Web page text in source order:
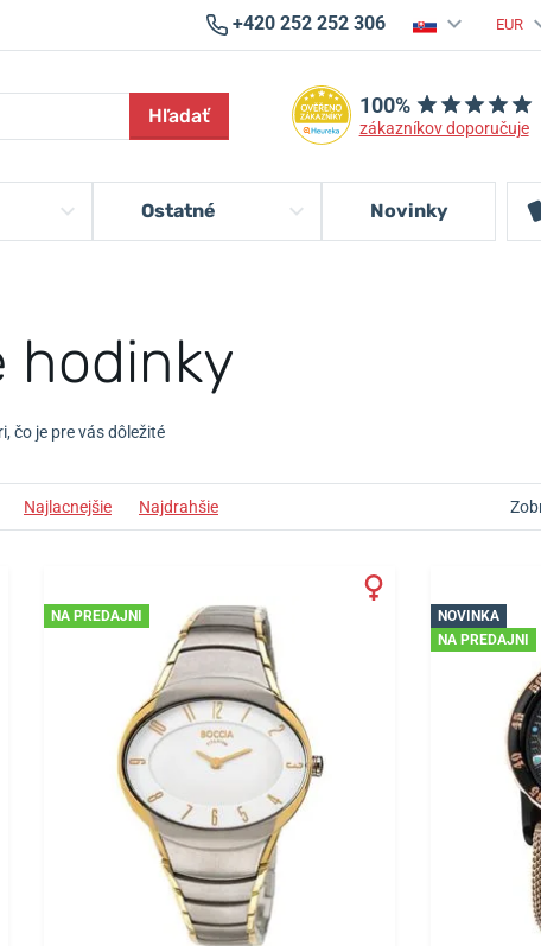
+420 252 252 306 EUR
Hľadať 100%
zákazníkov doporučuje
Ostatné Novinky
hodinky
čo je pre vás dôležité
Najlacnejšie Najdrahšie
NA PREDAJNI
NOVINKA
NA PREDAJNI